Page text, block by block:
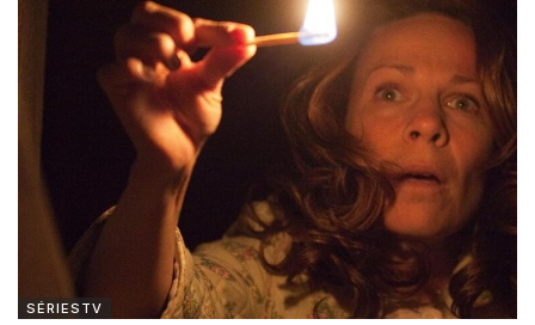
SÉRIESTV